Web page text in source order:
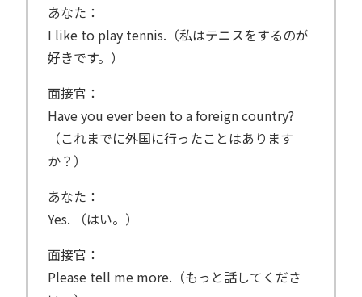
あなた：
I like to play tennis.（私はテニスをするのが
好きです。）
面接官：
Have you ever been to a foreign country?
（これまでに外国に行ったことはあります
か？）
あなた：
Yes. （はい。）
面接官：
Please tell me more.（もっと話してくださ